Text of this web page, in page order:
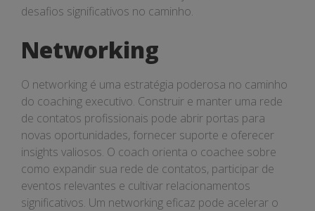
desafios significativos no caminho.
Networking
O networking é uma estratégia poderosa no caminho
do coaching executivo. Construir e manter uma rede
de contatos profissionais pode abrir portas para
novas oportunidades, fornecer suporte e oferecer
insights valiosos. O coach orienta o coachee sobre
como expandir sua rede de contatos, participar de
eventos relevantes e cultivar relacionamentos
significativos. Um networking eficaz pode acelerar o